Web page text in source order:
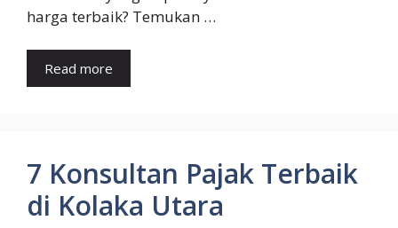
harga terbaik? Temukan …
Read more
7 Konsultan Pajak Terbaik
di Kolaka Utara